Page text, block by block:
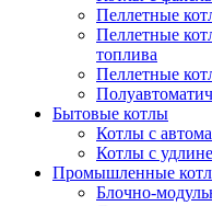
Пеллетные
Пеллетные
топлива
Пеллетные
Бытовые котлы
Котлы с
Котлы с
Промышленные
Блочно-